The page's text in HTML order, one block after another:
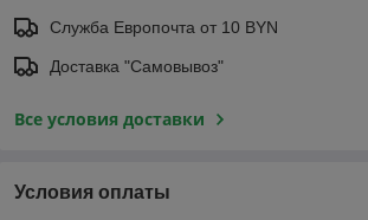
Служба Европочта от 10 BYN
Доставка "Самовывоз"
Все условия доставки
Условия оплаты